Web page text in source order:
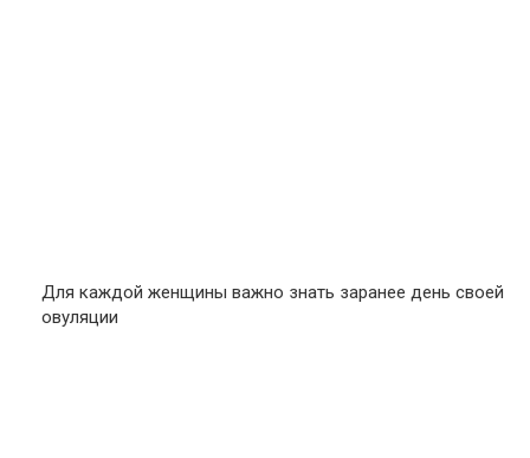
Для каждой женщины важно знать заранее день своей
овуляции